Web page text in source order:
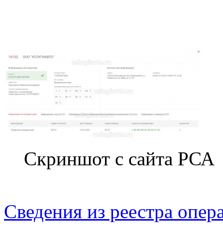
Скриншот с сайта РСА
Сведения из реестра